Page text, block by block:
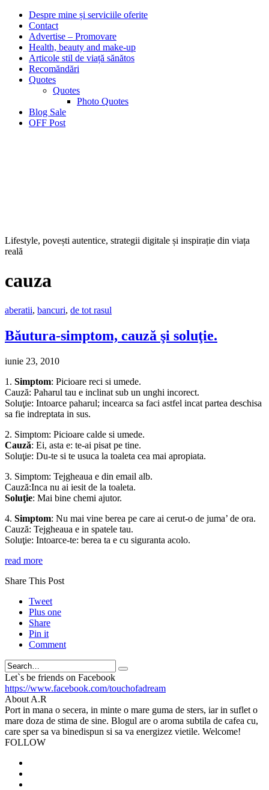
Despre mine și serviciile oferite
Contact
Advertise – Promovare
Health, beauty and make-up
Articole stil de viață sănătos
Recomăndări
Quotes
Quotes
Photo Quotes
Blog Sale
OFF Post
Lifestyle, povești autentice, strategii digitale și inspirație din viața
reală
cauza
aberatii, bancuri, de tot rasul
Băutura-simptom, cauză şi soluţie.
iunie 23, 2010
1. Simptom: Picioare reci si umede.
Cauză: Paharul tau e inclinat sub un unghi incorect.
Soluţie: Intoarce paharul; incearca sa faci astfel incat partea deschisa
sa fie indreptata in sus.
2. Simptom: Picioare calde si umede.
Cauză: Ei, asta e: te-ai pisat pe tine.
Soluţie: Du-te si te usuca la toaleta cea mai apropiata.
3. Simptom: Tejgheaua e din email alb.
Cauză:Inca nu ai iesit de la toaleta.
Soluţie: Mai bine chemi ajutor.
4. Simptom: Nu mai vine berea pe care ai cerut-o de juma’ de ora.
Cauză: Tejgheaua e in spatele tau.
Soluţie: Intoarce-te: berea ta e cu siguranta acolo.
read more
Share This Post
Tweet
Plus one
Share
Pin it
Comment
Search
Let`s be friends on Facebook
https://www.facebook.com/touchofadream
About A.R
Port in mana o secera, in minte o mare guma de sters, iar in suflet o
mare doza de stima de sine. Blogul are o aroma subtila de cafea cu,
care sper sa va binedispun si sa va energizez vietile. Welcome!
FOLLOW